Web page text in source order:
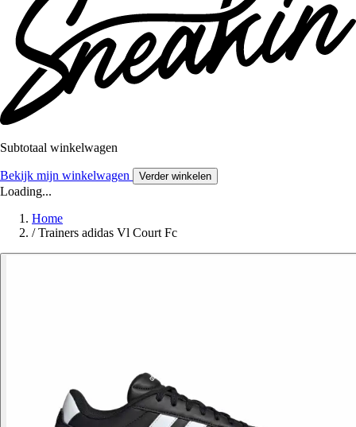
Subtotaal winkelwagen
Bekijk mijn winkelwagen Verder winkelen
Loading...
Home
/ Trainers adidas Vl Court Fc